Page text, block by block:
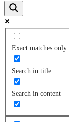
Exact matches only
Search in title
Search in content